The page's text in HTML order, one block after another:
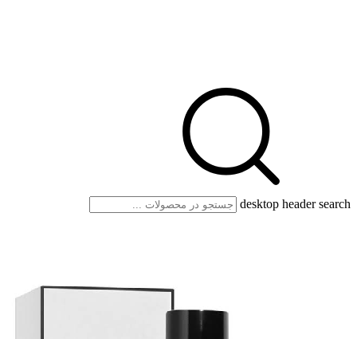
desktop header search